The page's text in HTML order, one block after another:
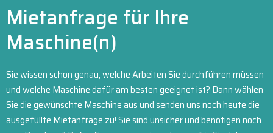
Mietanfrage für Ihre
Maschine(n)
Sie wissen schon genau, welche Arbeiten Sie durchführen müssen
und welche Maschine dafür am besten geeignet ist? Dann wählen
Sie die gewünschte Maschine aus und senden uns noch heute die
ausgefüllte Mietanfrage zu! Sie sind unsicher und benötigen noch